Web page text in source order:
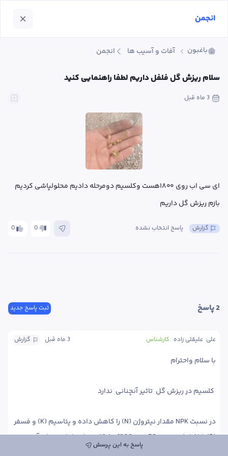
باغبون آفات و آسیب ها انجمن
سلام ریزش گل فلفل داریم لطفا راهنمایی کنید
3 ماه قبل
بازم ریزش گل داریم
0 0 پاسخ انتخاب نشده گزارش
ثبت پاسخ جدید 2 پاسخ
گزارش 3 ماه قبل کارشناس علی  علیقلی زاده
(P) را افزایش دهید. EC روی 1800 مشکلی ندارد، اما محتوای آن
پاسخ به این پرسش
انجمن